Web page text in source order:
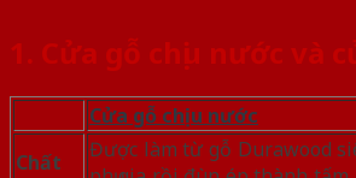
1. Cửa gỗ chịu nước và
Cửa gỗ chịu nước
Chất
Được làm từ gỗ Durawood